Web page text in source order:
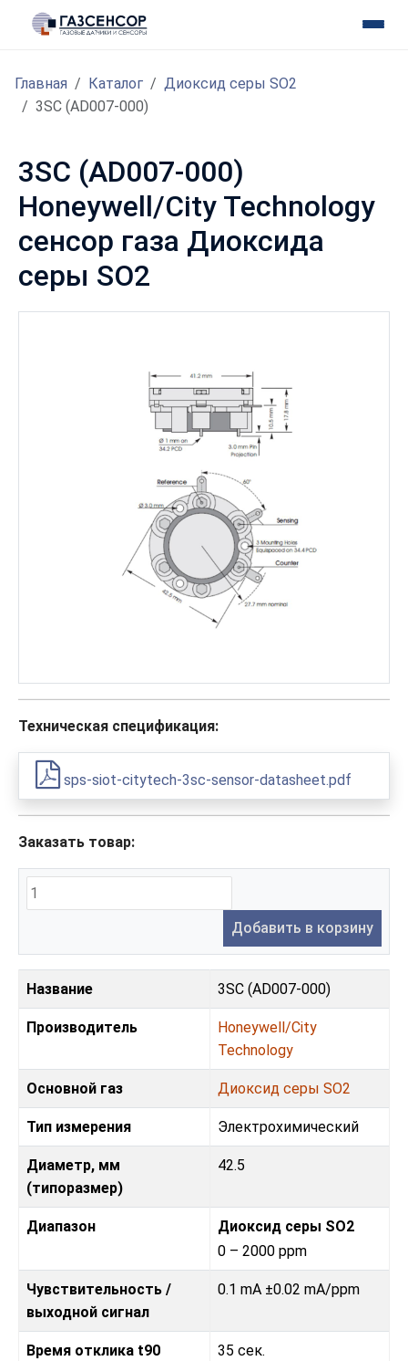
Главная Каталог
Диоксид серы SO2
3SC (AD007-000)
3SC (AD007-000)
Honeywell/City Technology
сенсор газа Диоксида
серы SO2
Техническая спецификация:
sps-siot-citytech-3sc-sensor-datasheet.pdf
Заказать товар:
Добавить в корзину
Название 3SC (AD007-000)
Производитель
Honeywell/City
Technology
Основной газ Диоксид серы SO2
Тип измерения Электрохимический
Диаметр, мм
(типоразмер)
42.5
Диапазон
Диоксид серы SO2
0 – 2000 ppm
Чувствительность /
выходной сигнал
0.1 mA ±0.02 mA/ppm
Время отклика t90 35 сек.